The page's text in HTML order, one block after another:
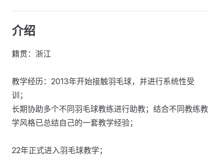
介绍
籍贯：浙江
教学经历：2013年开始接触羽毛球，并进行系统性受
训；
长期协助多个不同羽毛球教练进行助教；结合不同教练教
学风格已总结自己的一套教学经验；
22年正式进入羽毛球教学；